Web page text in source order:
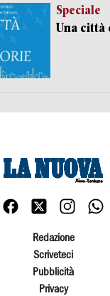
Speciale
Una città
Redazione
Scriveteci
Pubblicità
Privacy